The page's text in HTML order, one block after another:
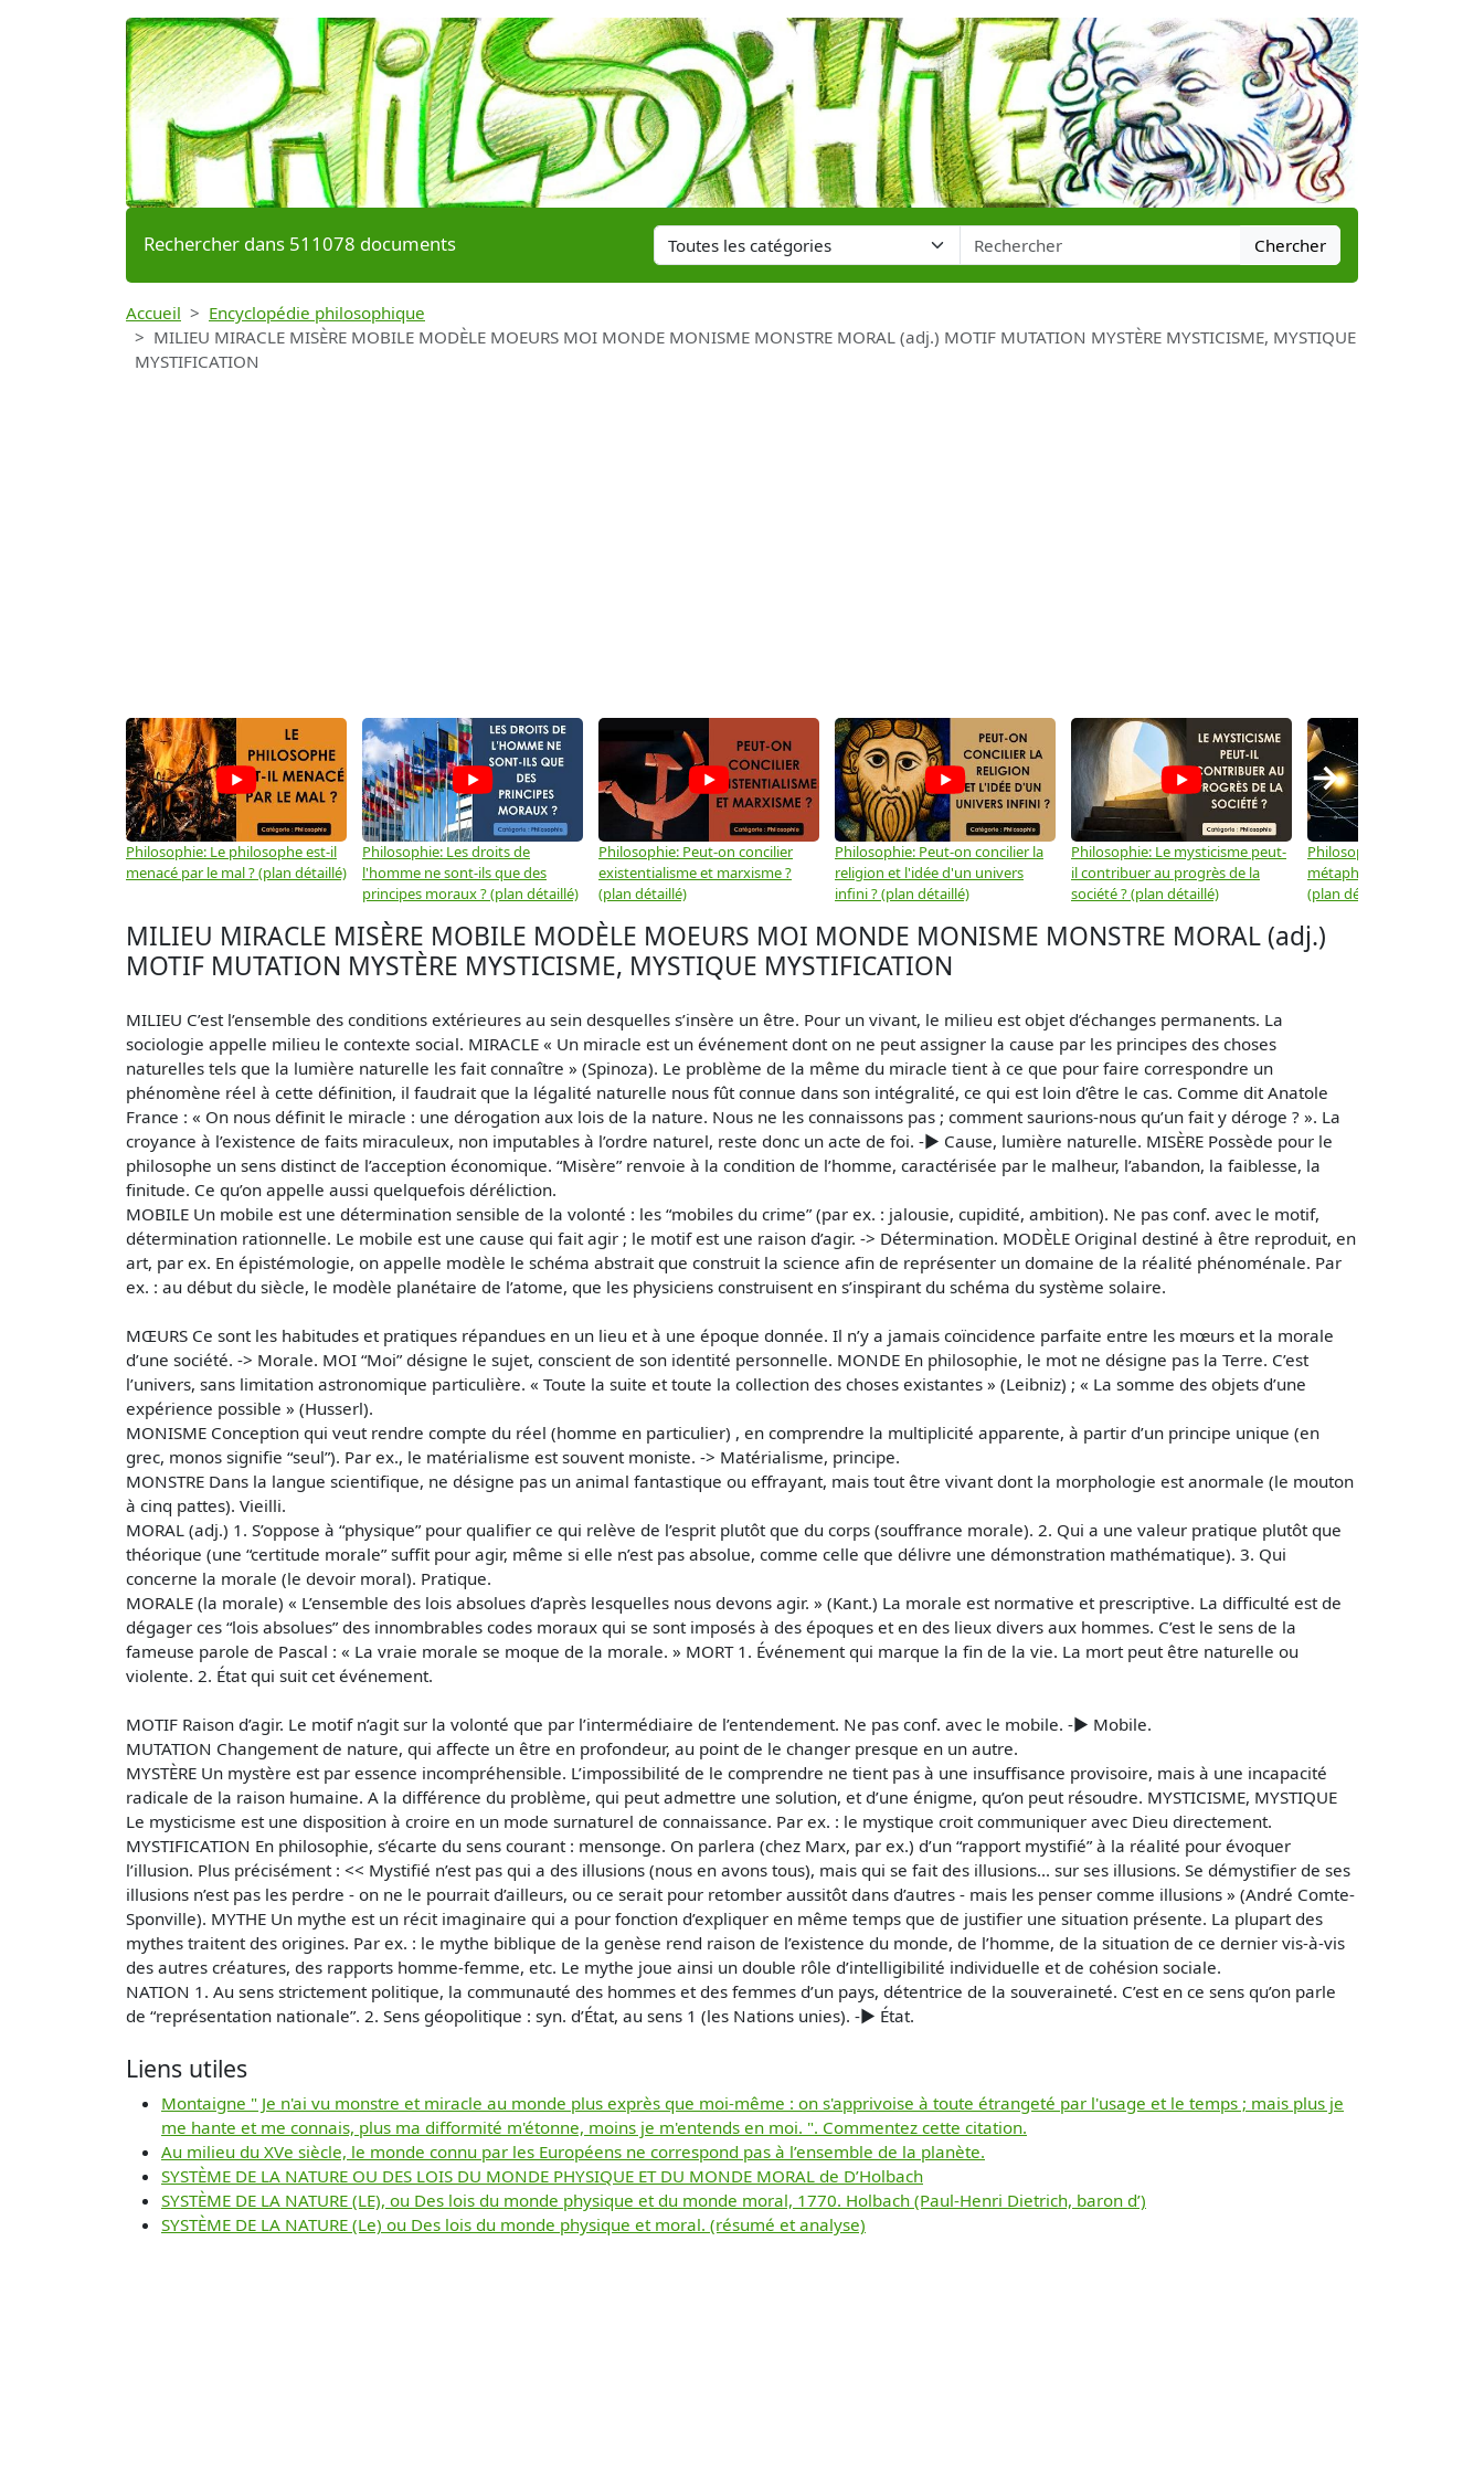
Rechercher dans 511078 documents Chercher
Accueil
Encyclopédie philosophique
MILIEU MIRACLE MISÈRE MOBILE MODÈLE MOEURS MOI MONDE MONISME MONSTRE MORAL (adj.) MOTIF MUTATION MYSTÈRE MYSTICISME, MYSTIQUE
MYSTIFICATION
Philosophie: Le philosophe est-il
menacé par le mal ? (plan détaillé)
Philosophie: Les droits de
l'homme ne sont-ils que des
principes moraux ? (plan détaillé)
Philosophie: Peut-on concilier
existentialisme et marxisme ?
(plan détaillé)
Philosophie: Peut-on concilier la
religion et l'idée d'un univers
infini ? (plan détaillé)
Philosophie: Le mysticisme peut-
il contribuer au progrès de la
société ? (plan détaillé)
Philosophie: Peut-on lier la
métaphysique à la
(plan détaillé)
→
MILIEU MIRACLE MISÈRE MOBILE MODÈLE MOEURS MOI MONDE MONISME MONSTRE MORAL (adj.)
MOTIF MUTATION MYSTÈRE MYSTICISME, MYSTIQUE MYSTIFICATION
MILIEU C’est l’ensemble des conditions extérieures au sein desquelles s’insère un être. Pour un vivant, le milieu est objet d’échanges permanents. La
sociologie appelle milieu le contexte social. MIRACLE « Un miracle est un événement dont on ne peut assigner la cause par les principes des choses
naturelles tels que la lumière naturelle les fait connaître » (Spinoza). Le problème de la même du miracle tient à ce que pour faire correspondre un
phénomène réel à cette définition, il faudrait que la légalité naturelle nous fût connue dans son intégralité, ce qui est loin d’être le cas. Comme dit Anatole
France : « On nous définit le miracle : une dérogation aux lois de la nature. Nous ne les connaissons pas ; comment saurions-nous qu’un fait y déroge ? ». La
croyance à l’existence de faits miraculeux, non imputables à l’ordre naturel, reste donc un acte de foi. -► Cause, lumière naturelle. MISÈRE Possède pour le
philosophe un sens distinct de l’acception économique. “Misère” renvoie à la condition de l’homme, caractérisée par le malheur, l’abandon, la faiblesse, la
finitude. Ce qu’on appelle aussi quelquefois déréliction.
MOBILE Un mobile est une détermination sensible de la volonté : les “mobiles du crime” (par ex. : jalousie, cupidité, ambition). Ne pas conf. avec le motif,
détermination rationnelle. Le mobile est une cause qui fait agir ; le motif est une raison d’agir. -> Détermination. MODÈLE Original destiné à être reproduit, en
art, par ex. En épistémologie, on appelle modèle le schéma abstrait que construit la science afin de représenter un domaine de la réalité phénoménale. Par
ex. : au début du siècle, le modèle planétaire de l’atome, que les physiciens construisent en s’inspirant du schéma du système solaire.
MŒURS Ce sont les habitudes et pratiques répandues en un lieu et à une époque donnée. Il n’y a jamais coïncidence parfaite entre les mœurs et la morale
d’une société. -> Morale. MOI “Moi” désigne le sujet, conscient de son identité personnelle. MONDE En philosophie, le mot ne désigne pas la Terre. C’est
l’univers, sans limitation astronomique particulière. « Toute la suite et toute la collection des choses existantes » (Leibniz) ; « La somme des objets d’une
expérience possible » (Husserl).
MONISME Conception qui veut rendre compte du réel (homme en particulier) , en comprendre la multiplicité apparente, à partir d’un principe unique (en
grec, monos signifie “seul”). Par ex., le matérialisme est souvent moniste. -> Matérialisme, principe.
MONSTRE Dans la langue scientifique, ne désigne pas un animal fantastique ou effrayant, mais tout être vivant dont la morphologie est anormale (le mouton
à cinq pattes). Vieilli.
MORAL (adj.) 1. S’oppose à “physique” pour qualifier ce qui relève de l’esprit plutôt que du corps (souffrance morale). 2. Qui a une valeur pratique plutôt que
théorique (une “certitude morale” suffit pour agir, même si elle n’est pas absolue, comme celle que délivre une démonstration mathématique). 3. Qui
concerne la morale (le devoir moral). Pratique.
MORALE (la morale) « L’ensemble des lois absolues d’après lesquelles nous devons agir. » (Kant.) La morale est normative et prescriptive. La difficulté est de
dégager ces “lois absolues” des innombrables codes moraux qui se sont imposés à des époques et en des lieux divers aux hommes. C’est le sens de la
fameuse parole de Pascal : « La vraie morale se moque de la morale. » MORT 1. Événement qui marque la fin de la vie. La mort peut être naturelle ou
violente. 2. État qui suit cet événement.
MOTIF Raison d’agir. Le motif n’agit sur la volonté que par l’intermédiaire de l’entendement. Ne pas conf. avec le mobile. -► Mobile.
MUTATION Changement de nature, qui affecte un être en profondeur, au point de le changer presque en un autre.
MYSTÈRE Un mystère est par essence incompréhensible. L’impossibilité de le comprendre ne tient pas à une insuffisance provisoire, mais à une incapacité
radicale de la raison humaine. A la différence du problème, qui peut admettre une solution, et d’une énigme, qu’on peut résoudre. MYSTICISME, MYSTIQUE
Le mysticisme est une disposition à croire en un mode surnaturel de connaissance. Par ex. : le mystique croit communiquer avec Dieu directement.
MYSTIFICATION En philosophie, s’écarte du sens courant : mensonge. On parlera (chez Marx, par ex.) d’un “rapport mystifié” à la réalité pour évoquer
l’illusion. Plus précisément : << Mystifié n’est pas qui a des illusions (nous en avons tous), mais qui se fait des illusions... sur ses illusions. Se démystifier de ses
illusions n’est pas les perdre - on ne le pourrait d’ailleurs, ou ce serait pour retomber aussitôt dans d’autres - mais les penser comme illusions » (André Comte-
Sponville). MYTHE Un mythe est un récit imaginaire qui a pour fonction d’expliquer en même temps que de justifier une situation présente. La plupart des
mythes traitent des origines. Par ex. : le mythe biblique de la genèse rend raison de l’existence du monde, de l’homme, de la situation de ce dernier vis-à-vis
des autres créatures, des rapports homme-femme, etc. Le mythe joue ainsi un double rôle d’intelligibilité individuelle et de cohésion sociale.
NATION 1. Au sens strictement politique, la communauté des hommes et des femmes d’un pays, détentrice de la souveraineté. C’est en ce sens qu’on parle
de “représentation nationale”. 2. Sens géopolitique : syn. d’État, au sens 1 (les Nations unies). -► État.
Liens utiles
Montaigne " Je n'ai vu monstre et miracle au monde plus exprès que moi-même : on s'apprivoise à toute étrangeté par l'usage et le temps ; mais plus je
me hante et me connais, plus ma difformité m'étonne, moins je m'entends en moi. ". Commentez cette citation.
Au milieu du XVe siècle, le monde connu par les Européens ne correspond pas à l’ensemble de la planète.
SYSTÈME DE LA NATURE OU DES LOIS DU MONDE PHYSIQUE ET DU MONDE MORAL de D’Holbach
SYSTÈME DE LA NATURE (LE), ou Des lois du monde physique et du monde moral, 1770. Holbach (Paul-Henri Dietrich, baron d’)
SYSTÈME DE LA NATURE (Le) ou Des lois du monde physique et moral. (résumé et analyse)